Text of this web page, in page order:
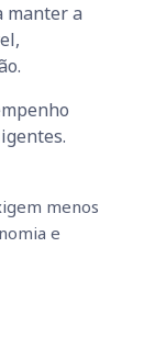
manter a
menos
e